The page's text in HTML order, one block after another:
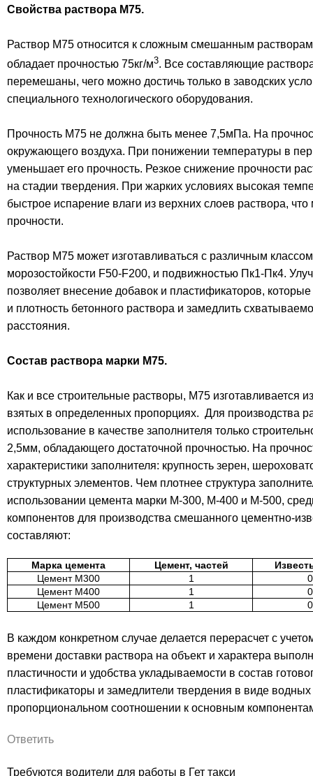
Свойства раствора М75.
Раствор М75 относится к сложным смешанным растворам,
обладает прочностью 75кг/м3. Все составляющие
перемешаны, чего можно достичь только в заводских
специального технологического оборудования.
Прочность М75 не должна быть менее 7,5мПа. На
окружающего воздуха. При понижении температуры в
уменьшает его прочность. Резкое снижение прочности
на стадии твердения. При жарких условиях высокая
быстрое испарение влаги из верхних слоев раствора,
прочности.
Раствор М75 может изготавливаться с различным
морозостойкости F50-F200, и подвижностью Пк1-Пк4.
позволяет внесение добавок и пластификаторов,
и плотность бетонного раствора и замедлить
расстояния.
Состав раствора марки М75.
Как и все строительные растворы, М75 изготавливается
взятых в определенных пропорциях. Для производства
использование в качестве заполнителя только
2,5мм, обладающего достаточной прочностью. На
характеристики заполнителя: крупность зерен,
структурных элементов. Чем плотнее структура
использовании цемента марки М-300, М-400 и М-500,
компонентов для производства смешанного цементно-
составляют:
Марка цемента Цемент, частей
Цемент М300
1
Цемент М400
1
Цемент М500
1
В каждом конкретном случае делается перерасчет с
времени доставки раствора на объект и характера
пластичности и удобства укладываемости в состав
пластификаторы и замедлители твердения в виде
пропорциональном соотношении к основным
Ответить
Требуются водители для работы в Гет такси